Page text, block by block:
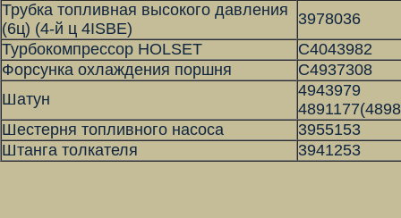
Трубка топливная высокого давления
(6ц) (4-й ц 4ISBE)
3978036
Турбокомпрессор HOLSET
С4043982
Форсунка охлаждения поршня
С4937308
Шатун
4943979
Шестерня топливного насоса
3955153
Штанга толкателя
3941253